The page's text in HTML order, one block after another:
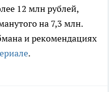
12 млн рублей,
на 7,3 млн.
и рекомендациях
.